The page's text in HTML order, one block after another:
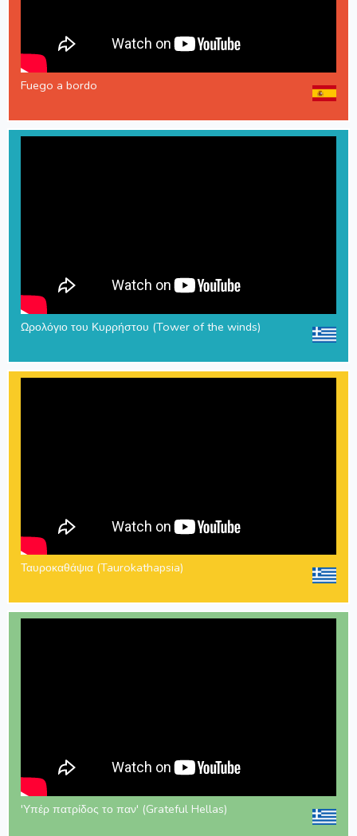
Fuego a bordo
Ωρολόγιο του Κυρρήστου (Tower of the winds)
Ταυροκαθάψια (Taurokathapsia)
'Υπέρ πατρίδος το παν' (Grateful Hellas)